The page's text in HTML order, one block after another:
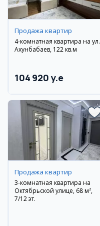
Продажа квартир
4-комнатная квартира на ул.
Ахунбабаев, 122 кв.м
104 920 y.e
Продажа квартир
3-комнатная квартира на
Октябрьской улице, 68 м²,
7/12 эт.